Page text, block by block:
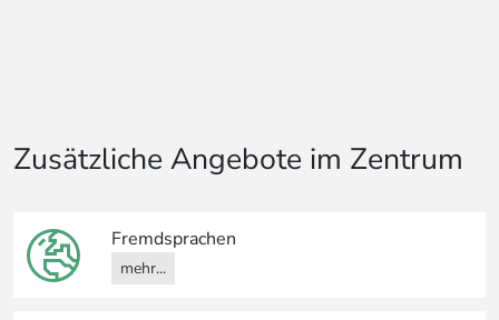
Zusätzliche Angebote im Zentrum
Fremdsprachen
mehr...